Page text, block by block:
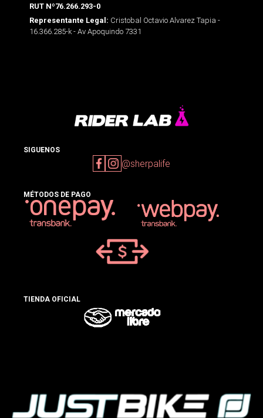
RUT Nº76.266.293-0
Representante Legal: Cristobal Octavio Alvarez Tapia -
16.366.285-k - Av Apoquindo 7331
SIGUENOS
@sherpalife
MÉTODOS DE PAGO
TIENDA OFICIAL